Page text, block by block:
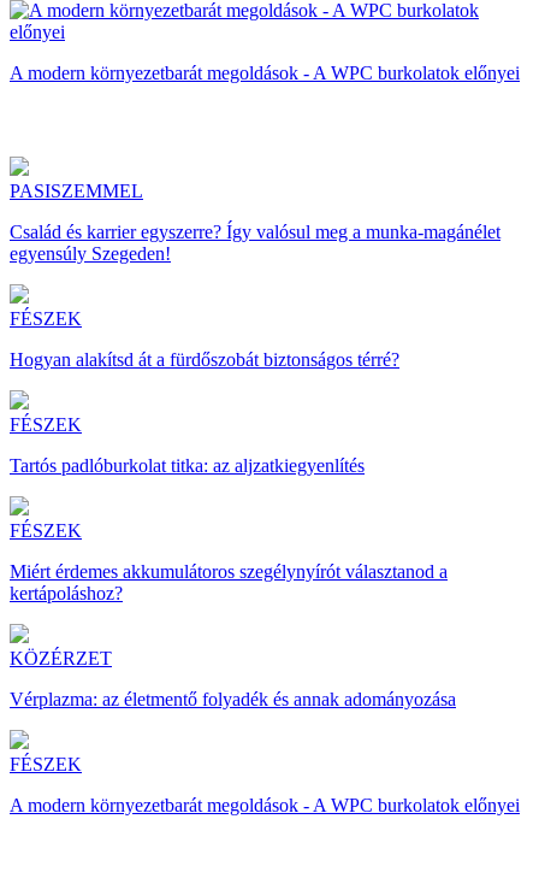
A modern környezetbarát megoldások - A WPC burkolatok előnyei
PASISZEMMEL
Család és karrier egyszerre? Így valósul meg a munka-magánélet
egyensúly Szegeden!
FÉSZEK
Hogyan alakítsd át a fürdőszobát biztonságos térré?
FÉSZEK
Tartós padlóburkolat titka: az aljzatkiegyenlítés
FÉSZEK
Miért érdemes akkumulátoros szegélynyírót választanod a
kertápoláshoz?
KÖZÉRZET
Vérplazma: az életmentő folyadék és annak adományozása
FÉSZEK
A modern környezetbarát megoldások - A WPC burkolatok előnyei